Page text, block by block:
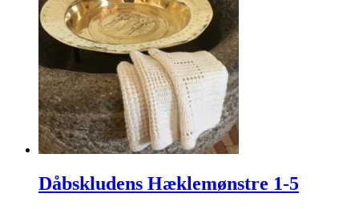
Dåbskludens Hæklemønstre 1-5